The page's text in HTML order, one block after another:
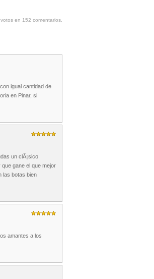
votos en 152 comentarios.
igual cantidad de
en Pinar, si
un clÃ¡sico
gane el que mejor
las botas bien
amantes a los